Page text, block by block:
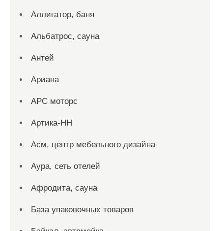
Аллигатор, баня
Альбатрос, сауна
Антей
Ариана
АРС моторс
Артика-НН
Асм, центр мебельного дизайна
Аура, сеть отелей
Афродита, сауна
База упаковочных товаров